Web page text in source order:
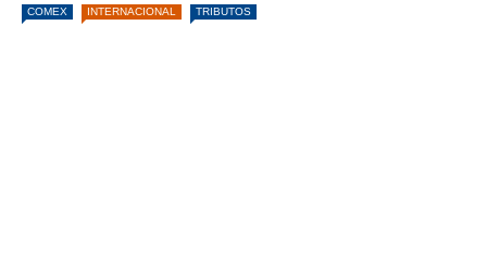
COMEX INTERNACIONAL TRIBUTOS